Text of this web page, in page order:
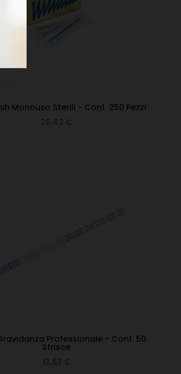
Monouso Sterili - Conf. 250 Pezzi
26,42 €
Professionale - Conf. 50
Strisce
13,53 €